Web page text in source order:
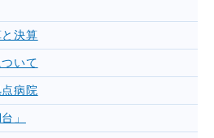
決算
いて
病院
」